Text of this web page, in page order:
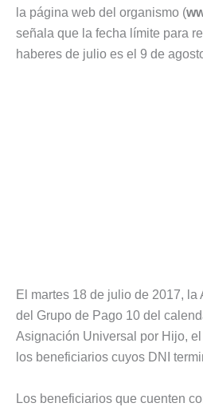
la página web del organismo (
señala que la fecha límite para
haberes de julio es el 9 de
El martes 18 de julio de 2017,
del Grupo de Pago 10 del
Asignación Universal por Hijo,
los beneficiarios cuyos DNI
Los beneficiarios que cuenten